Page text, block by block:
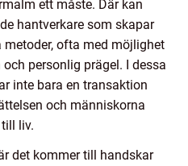
ett måste. Där kan
hantverkare som skapar
ofta med möjlighet
personlig prägel. I dessa
inte bara en transaktion
och människorna
liv.
det kommer till handskar